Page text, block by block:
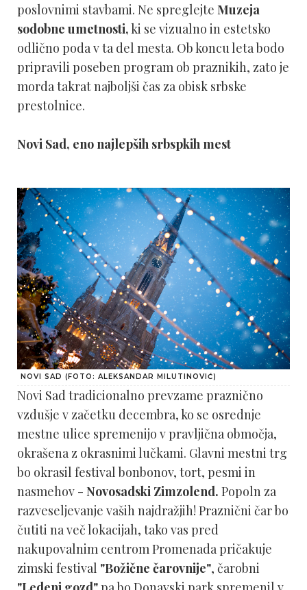
poslovnimi stavbami. Ne spreglejte Muzeja
sodobne umetnosti,ki se vizualno in estetsko
odlično poda v ta del mesta. Ob koncu leta bodo
pripravili poseben program ob praznikih, zato je
morda takrat najboljši čas za obisk srbske
prestolnice.
Novi Sad, eno najlepših srbspkih mest
NOVI SAD (FOTO: ALEKSANDAR MILUTINOVIĆ)
Novi Sad tradicionalno prevzame praznično
vzdušje v začetku decembra, ko se osrednje
mestne ulice spremenijo v pravljična območja,
okrašena z okrasnimi lučkami. Glavni mestni trg
bo okrasil festival bonbonov, tort, pesmi in
nasmehov - Novosadski Zimzolend. Popoln za
razveseljevanje vaših najdražjih! Praznični čar bo
čutiti na več lokacijah, tako vas pred
nakupovalnim centrom Promenada pričakuje
zimski festival "Božične čarovnije", čarobni